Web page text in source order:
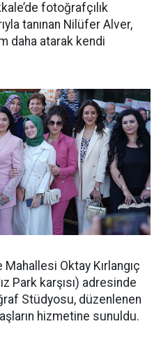
fotoğrafçılık
tanınan Nilüfer Alver,
daha atarak kendi
Oktay Kırlangıç
Park karşısı) adresinde
Stüdyosu, düzenlenen
hizmetine sunuldu.